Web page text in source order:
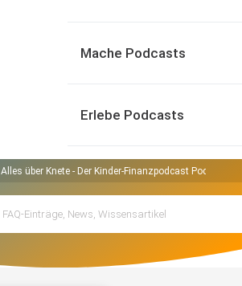
Mache Podcasts
Erlebe Podcasts
Alles über Knete - Der Kinder-Finanzpodcast Podcast